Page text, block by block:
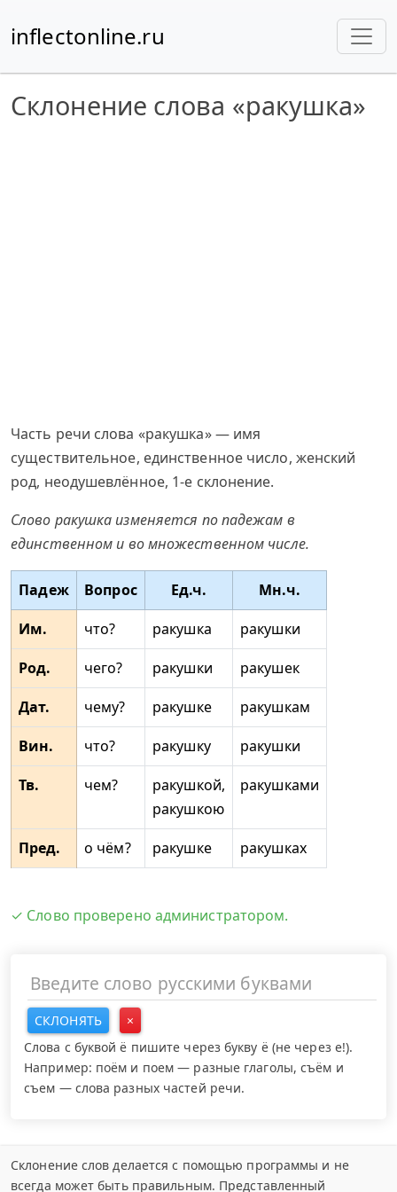
inflectonline.ru
Склонение слова «ракушка»
Часть речи слова «ракушка» — имя
существительное, единственное число, женский
род, неодушевлённое, 1-е склонение.
Слово ракушка изменяется по падежам в
единственном и во множественном числе.
Падеж Вопрос Ед.ч.
Мн.ч.
Им.
что? ракушка
ракушки
Род.
чего? ракушки
ракушек
Дат.
чему? ракушке
ракушкам
Вин.
что? ракушку
ракушки
Тв.
чем?
ракушкой,
ракушкою
ракушками
Пред. о чём? ракушке ракушках
✓ Слово проверено администратором.
СКЛОНЯТЬ
×
Слова с буквой ё пишите через букву ё (не через е!).
Например: поём и поем — разные глаголы, съём и
съем — слова разных частей речи.
Склонение слов делается с помощью программы и не
всегда может быть правильным. Представленный